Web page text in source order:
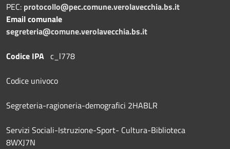
PEC: protocollo@pec.comune.verolavecchia.bs.it
Email comunale
segreteria@comune.verolavecchia.bs.it
Codice IPA c_l778
Codice univoco
Segreteria-ragioneria-demografici 2HABLR
Servizi Sociali-Istruzione-Sport- Cultura-Biblioteca
8WXJ7N